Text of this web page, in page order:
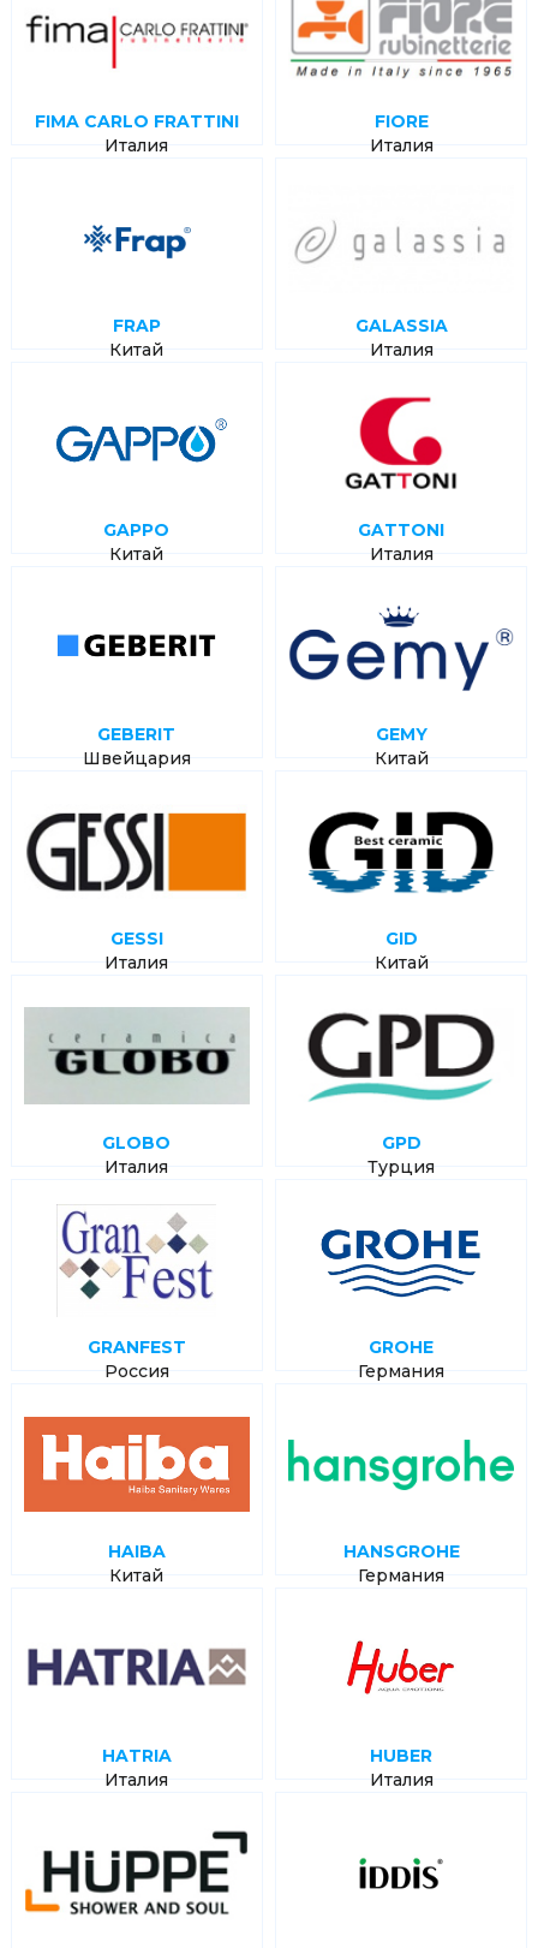
FIMA CARLO FRATTINI
Италия
FIORE
Италия
FRAP
Китай
GALASSIA
Италия
GAPPO
Китай
GATTONI
Италия
GEBERIT
Швейцария
GEMY
Китай
GESSI
Италия
GID
Китай
GLOBO
Италия
GPD
Турция
GRANFEST
Россия
GROHE
Германия
HAIBA
Китай
HANSGROHE
Германия
HATRIA
Италия
HUBER
Италия